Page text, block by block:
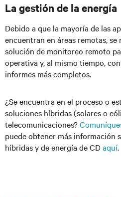
La gestión de la energía
Debido a que la mayoría de las
encuentran en áreas remotas,
solución de monitoreo remoto
operativa y, al mismo tiempo,
informes más completos.
¿Se encuentra en el proceso o
soluciones híbridas (solares o
telecomunicaciones?
puede obtener más información
híbridas y de energía de CDaquí.